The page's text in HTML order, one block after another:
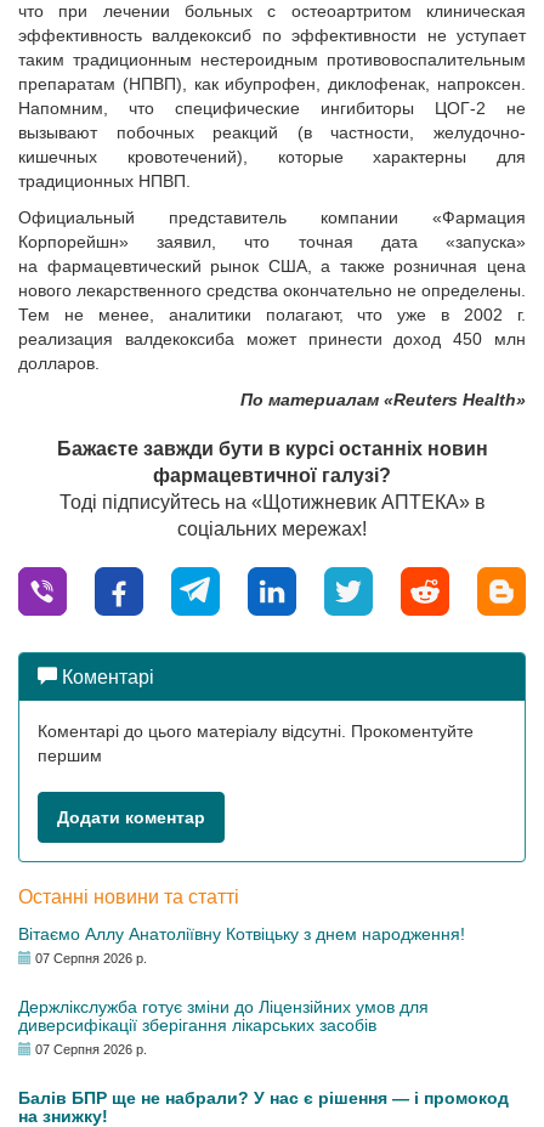
что при лечении больных с остеоартритом клиническая
эффективность валдекоксиб по эффективности не уступает
таким традиционным нестероидным противовоспалительным
препаратам (НПВП), как ибупрофен, диклофенак, напроксен.
Напомним, что специфические ингибиторы ЦОГ-2 не
вызывают побочных реакций (в частности, желудочно-
кишечных кровотечений), которые характерны для
традиционных НПВП.
Официальный представитель компании «Фармация
Корпорейшн» заявил, что точная дата «запуска»
на фармацевтический рынок США, а также розничная цена
нового лекарственного средства окончательно не определены.
Тем не менее, аналитики полагают, что уже в 2002 г.
реализация валдекоксиба может принести доход 450 млн
долларов.
По материалам «Reuters Health»
Бажаєте завжди бути в курсі останніх новин
фармацевтичної галузі?
Тоді підписуйтесь на «Щотижневик АПТЕКА» в
соціальних мережах!
Коментарі
Коментарі до цього матеріалу відсутні. Прокоментуйте
першим
Додати коментар
Останні новини та статті
Вітаємо Аллу Анатоліївну Котвіцьку з днем народження!
07 Серпня 2026 р.
Держлікслужба готує зміни до Ліцензійних умов для
диверсифікації зберігання лікарських засобів
07 Серпня 2026 р.
Балів БПР ще не набрали? У нас є рішення — і промокод
на знижку!